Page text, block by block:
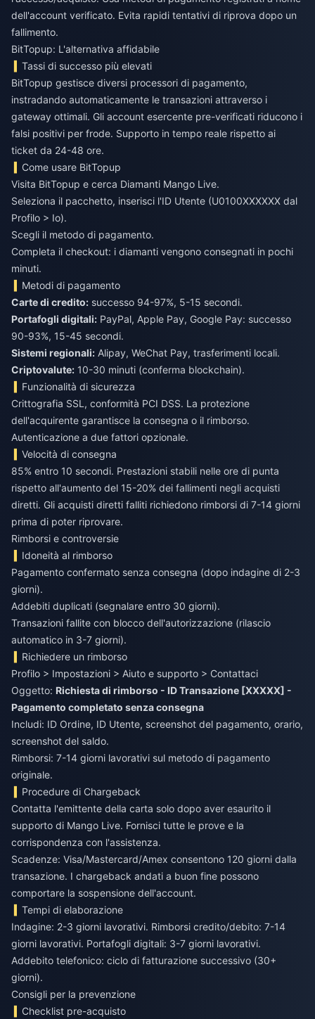
dell'account verificato. Evita rapidi tentativi di riprova dopo un
fallimento.
BitTopup: L'alternativa affidabile
Tassi di successo più elevati
BitTopup gestisce diversi processori di pagamento,
instradando automaticamente le transazioni attraverso i
gateway ottimali. Gli account esercente pre-verificati riducono i
falsi positivi per frode. Supporto in tempo reale rispetto ai
ticket da 24-48 ore.
Come usare BitTopup
Visita BitTopup e cerca Diamanti Mango Live.
Seleziona il pacchetto, inserisci l'ID Utente (U0100XXXXXX dal
Profilo > Io).
Scegli il metodo di pagamento.
Completa il checkout: i diamanti vengono consegnati in pochi
minuti.
Metodi di pagamento
Carte di credito: successo 94-97%, 5-15 secondi.
Portafogli digitali: PayPal, Apple Pay, Google Pay: successo
90-93%, 15-45 secondi.
Sistemi regionali: Alipay, WeChat Pay, trasferimenti locali.
Criptovalute: 10-30 minuti (conferma blockchain).
Funzionalità di sicurezza
Crittografia SSL, conformità PCI DSS. La protezione
dell'acquirente garantisce la consegna o il rimborso.
Autenticazione a due fattori opzionale.
Velocità di consegna
85% entro 10 secondi. Prestazioni stabili nelle ore di punta
rispetto all'aumento del 15-20% dei fallimenti negli acquisti
diretti. Gli acquisti diretti falliti richiedono rimborsi di 7-14 giorni
prima di poter riprovare.
Rimborsi e controversie
Idoneità al rimborso
Pagamento confermato senza consegna (dopo indagine di 2-3
giorni).
Addebiti duplicati (segnalare entro 30 giorni).
Transazioni fallite con blocco dell'autorizzazione (rilascio
automatico in 3-7 giorni).
Richiedere un rimborso
Profilo > Impostazioni > Aiuto e supporto > Contattaci
Oggetto: Richiesta di rimborso - ID Transazione [XXXXX] -
Pagamento completato senza consegna
Includi: ID Ordine, ID Utente, screenshot del pagamento, orario,
screenshot del saldo.
Rimborsi: 7-14 giorni lavorativi sul metodo di pagamento
originale.
Procedure di Chargeback
Contatta l'emittente della carta solo dopo aver esaurito il
supporto di Mango Live. Fornisci tutte le prove e la
corrispondenza con l'assistenza.
Scadenze: Visa/Mastercard/Amex consentono 120 giorni dalla
transazione. I chargeback andati a buon fine possono
comportare la sospensione dell'account.
Tempi di elaborazione
Indagine: 2-3 giorni lavorativi. Rimborsi credito/debito: 7-14
giorni lavorativi. Portafogli digitali: 3-7 giorni lavorativi.
Addebito telefonico: ciclo di fatturazione successivo (30+
giorni).
Consigli per la prevenzione
Checklist pre-acquisto